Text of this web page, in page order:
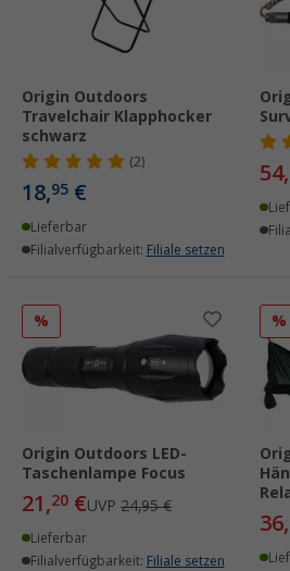
Origin Outdoors
Travelchair Klapphocker
schwarz
(2)
18,95 €
Lieferbar
Filialverfügbarkeit: Filiale setzen
54,
%
Origin Outdoors LED-
Taschenlampe Focus
21,20 €UVP 24,95 €
Lieferbar
Filialverfügbarkeit: Filiale setzen
%
36,